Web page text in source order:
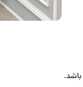
.